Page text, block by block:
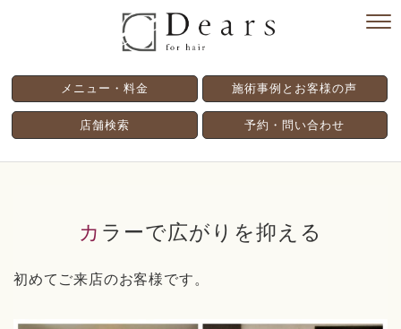
メニュー・料金 施術事例とお客様の声
店舗検索 予約・問い合わせ
カラーで広がりを抑える
初めてご来店のお客様です。